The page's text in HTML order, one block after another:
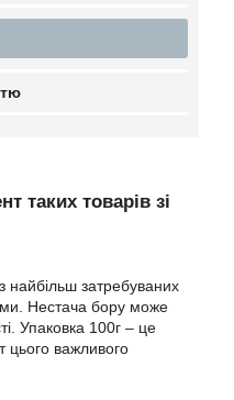
таких товарів зі
найбільш затребуваних
Нестача бору може
Упаковка 100г – це
цього важливого